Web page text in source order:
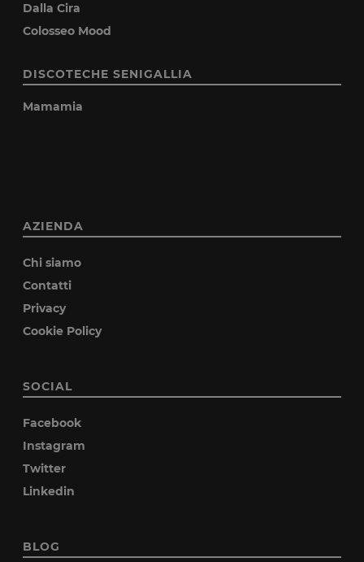
Dalla Cira
Colosseo Mood
DISCOTECHE SENIGALLIA
Mamamia
AZIENDA
Chi siamo
Contatti
Privacy
Cookie Policy
SOCIAL
Facebook
Instagram
Twitter
Linkedin
BLOG